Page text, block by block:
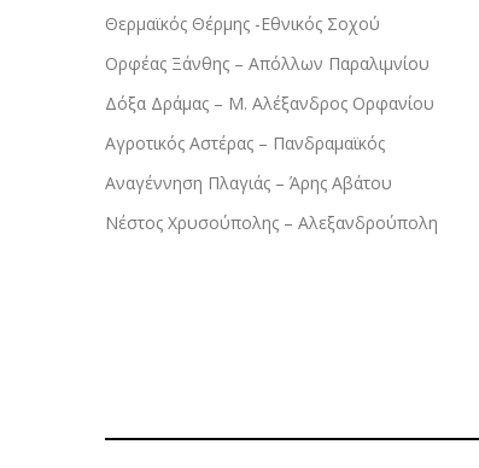
Θερμαϊκός Θέρμης -Εθνικός Σοχού
Ορφέας Ξάνθης – Απόλλων Παραλιμνίου
Δόξα Δράμας – Μ. Αλέξανδρος Ορφανίου
Αγροτικός Αστέρας – Πανδραμαϊκός
Αναγέννηση Πλαγιάς – Άρης Αβάτου
Νέστος Χρυσούπολης – Αλεξανδρούπολη